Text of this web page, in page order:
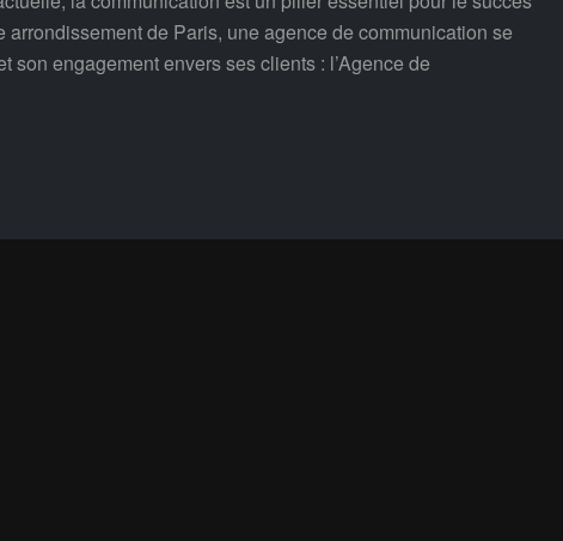
arrondissement de Paris, une agence de communication se
son engagement envers ses clients : l’Agence de